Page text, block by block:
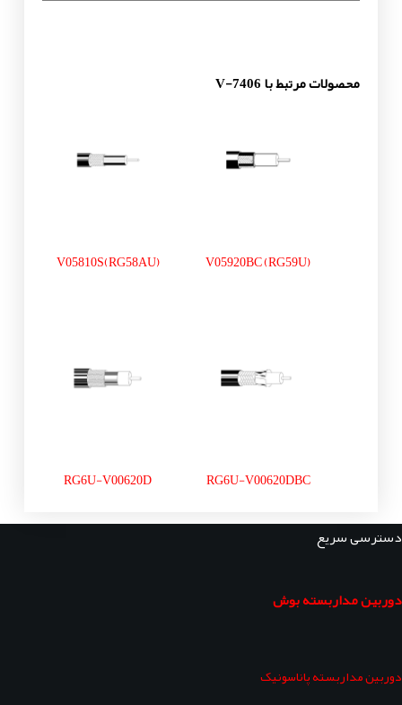
محصولات مرتبط با V-7406
V05920BC (RG59U)
V05810S(RG58AU)
RG6U-V00620DBC
RG6U-V00620D
دسترسی سریع
دوربین مداربسته بوش
دوربین مداربسته پاناسونیک